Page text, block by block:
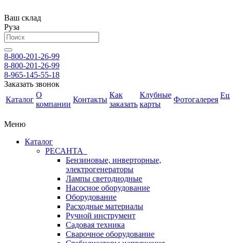
Ваш склад
Руза
8-800-201-26-99
8-800-201-26-99
8-965-145-55-18
Заказать звонок
Каталог
О
компании
Контакты
Как
заказать
Клубные
карты
Фотогалерея
Меню
Каталог
РЕСАНТА
Бензиновые, инверторные,
электрогенераторы
Лампы светодиодные
Насосное оборудование
Оборудование
Расходные материалы
Ручной инструмент
Садовая техника
Сварочное оборудование